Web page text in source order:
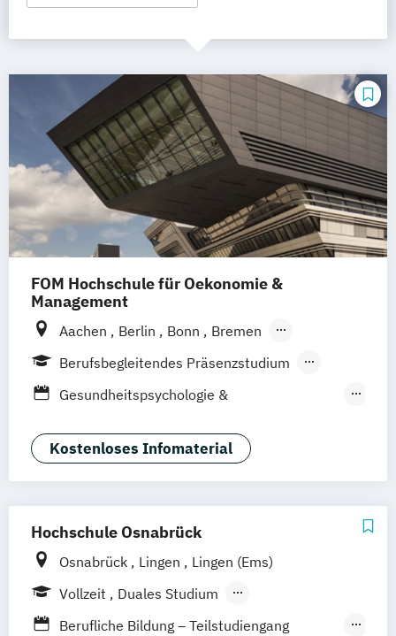
FOM Hochschule für Oekonomie &
Management
Aachen Berlin Bonn
Bremen
Dortmund Duisburg Düsseldorf
Köln Mannheim München
Neuss Nürnberg Siegen Stuttgart
Wesel Wuppertal Augsburg
Leipzig Gütersloh Hagen Karlsruhe
Saarbrücken Mainz Arnsberg
Digitales Live Studium (DLS)
Berufsbegleitendes Präsenzstudium
Fernstudium
Gesundheitspsychologie &
Management im Gesundheitswesen
Medical Care Medizinmanagement
Soziale Arbeit Soziale Medizin & Beratung
Kostenloses Infomaterial
Hochschule Osnabrück
Osnabrück Lingen
Lingen (Ems)
Vollzeit
Duales Studium
Berufsbegleitendes Präsenzstudium
Berufliche Bildung – Teilstudiengang